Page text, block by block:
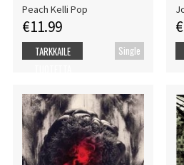
Peach Kelli Pop
€11.99
Single
TARKKAILE